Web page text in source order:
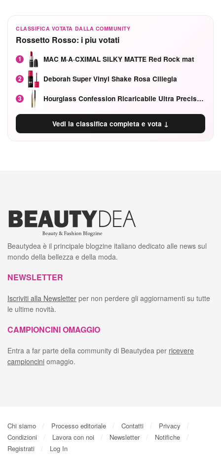
CLASSIFICA VOTATA DALLA COMMUNITY
Rossetto Rosso: i piu votati
1 MAC M·A·CXIMAL SILKY MATTE Red Rock mat
2 Deborah Super Vinyl Shake Rosa Ciliegia
3 Hourglass Confession Ricaricabile Ultra Preciso Ad Alta Intensità Secretly Classic Red
Vedi la classifica completa e vota ↓
Beautydea è il principale blogzine italiano dedicato alle news sul
mondo della bellezza e della moda.
NEWSLETTER
Iscriviti alla Newsletter per non perdere gli aggiornamenti su tutte
le ultime novità.
CAMPIONCINI OMAGGIO
Entra a far parte della community di Beautydea per ricevere
campioncini omaggio.
Chi siamo Processo editoriale Contatti
Privacy
Condizioni
Lavora con noi Newsletter
Notifiche
Registrati
Log In